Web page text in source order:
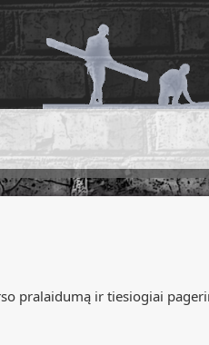
pralaidumą ir tiesiogiai